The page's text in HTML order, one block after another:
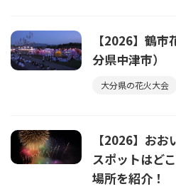
【2026】鶴
分県中津市）
大分県の花火大会
【2026】お
スポットはど
場所を紹介！